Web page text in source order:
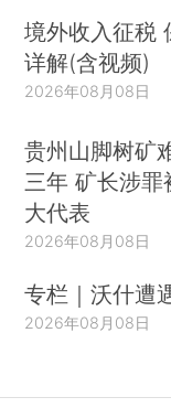
境外收入征税
详解(含视频)
2026年08月08日
贵州山脚树矿
三年 矿长涉罪
大代表
2026年08月08日
专栏｜沃什遭
2026年08月08日